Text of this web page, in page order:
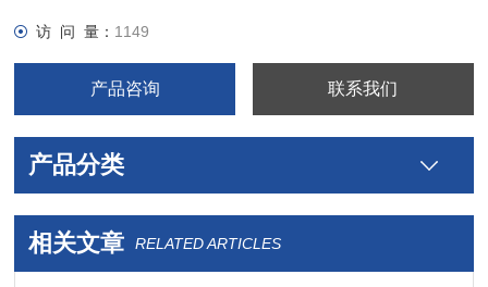
访 问 量： 1149
产品咨询 联系我们
产品分类
相关文章 RELATED ARTICLES